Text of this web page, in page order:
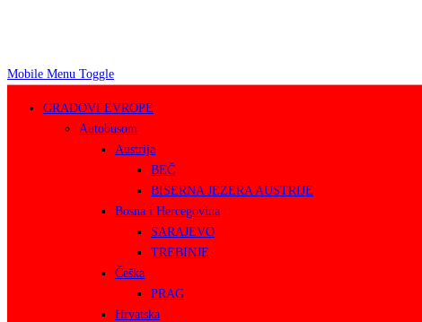
Mobile Menu Toggle
GRADOVI EVROPE
Autobusom
Austrija
BEČ
BISERNA JEZERA AUSTRIJE
Bosna i Hercegovina
SARAJEVO
TREBINJE
Češka
PRAG
Hrvatska